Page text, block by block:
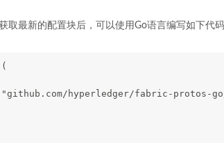
取最新的配置块后，可以使用Go语言编写如下代
hyperledger/fabric-protos-